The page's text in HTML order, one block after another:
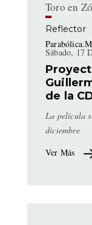
Reflector
Sábado, 17
de la
La película
diciembre
Ver Más